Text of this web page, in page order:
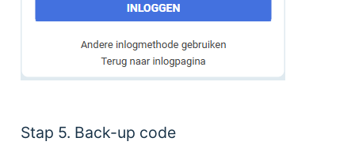
Stap 5. Back-up code